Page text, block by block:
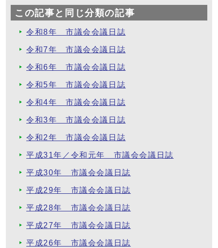
この記事と同じ分類の記事
令和8年 市議会会議日誌
令和7年 市議会会議日誌
令和6年 市議会会議日誌
令和5年 市議会会議日誌
令和4年 市議会会議日誌
令和3年 市議会会議日誌
令和2年 市議会会議日誌
平成31年／令和元年 市議会会議日誌
平成30年 市議会会議日誌
平成29年 市議会会議日誌
平成28年 市議会会議日誌
平成27年 市議会会議日誌
平成26年 市議会会議日誌